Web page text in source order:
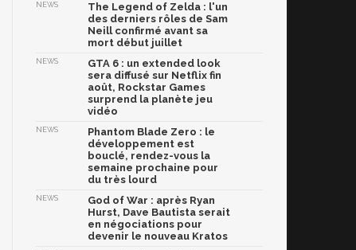
NEWS
The Legend of Zelda : l'un
des derniers rôles de Sam
Neill confirmé avant sa
mort début juillet
NEWS
GTA 6 : un extended look
sera diffusé sur Netflix fin
août, Rockstar Games
surprend la planète jeu
vidéo
NEWS
Phantom Blade Zero : le
développement est
bouclé, rendez-vous la
semaine prochaine pour
du très lourd
NEWS
God of War : après Ryan
Hurst, Dave Bautista serait
en négociations pour
devenir le nouveau Kratos